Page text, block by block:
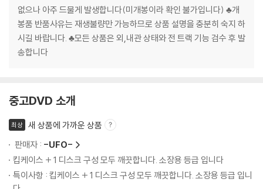
없으나 아주 드물게 발생합니다(미개봉이라 확인 불가입니다) ♣개
봉품 반품사유는 재생불량만 가능하므로 상품 설명을 충분히 숙지 하
시길 바랍니다. ♣모든 상품은 외,내관 상태와 전 트랙 기능 검수 후 발
송합니다
중고DVD 소개
최상
새 상품에 가까운 상품
판매자 : -UFO-
킵케이스 + 1 디스크 구성 모두 깨끗합니다. 소장용 등급 입니다
특이사항 : 킵케이스 + 1 디스크 구성 모두 깨끗합니다. 소장용 등급 입니